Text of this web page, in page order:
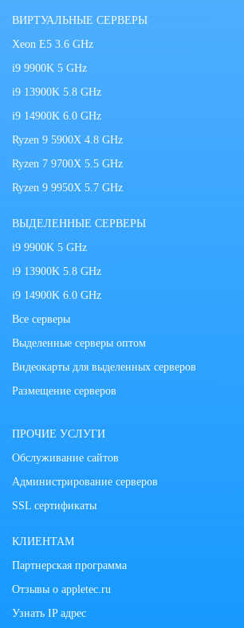
ВИРТУАЛЬНЫЕ СЕРВЕРЫ
Xeon E5 3.6 GHz
i9 9900K 5 GHz
i9 13900K 5.8 GHz
i9 14900K 6.0 GHz
Ryzen 9 5900X 4.8 GHz
Ryzen 7 9700X 5.5 GHz
Ryzen 9 9950X 5.7 GHz
ВЫДЕЛЕННЫЕ СЕРВЕРЫ
i9 9900K 5 GHz
i9 13900K 5.8 GHz
i9 14900K 6.0 GHz
Все серверы
Выделенные серверы оптом
Видеокарты для выделенных серверов
Размещение серверов
ПРОЧИЕ УСЛУГИ
Обслуживание сайтов
Администрирование серверов
SSL сертификаты
КЛИЕНТАМ
Партнерская программа
Отзывы о appletec.ru
Узнать IP адрес